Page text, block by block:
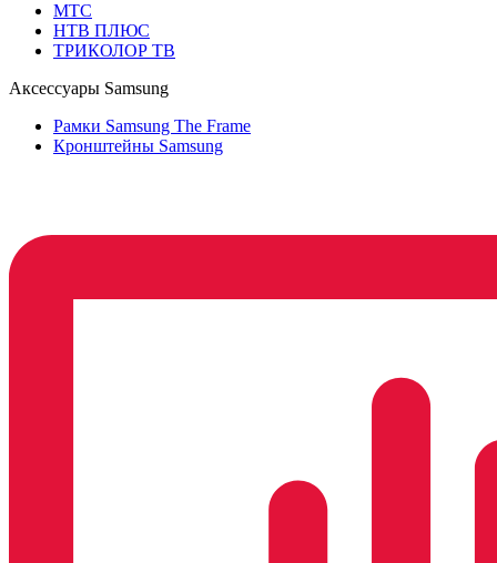
МТС
НТВ ПЛЮС
ТРИКОЛОР ТВ
Аксессуары Samsung
Рамки Samsung The Frame
Кронштейны Samsung